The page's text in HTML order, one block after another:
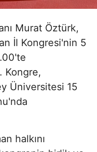
Murat Öztürk,
İl Kongresi'nin 5
Kongre,
Üniversitesi 15
halkını